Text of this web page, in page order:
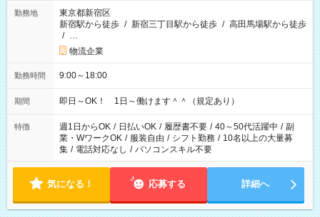
勤務地
東京都新宿区
新宿駅から徒歩 / 新宿三丁目駅から徒歩 / 高田馬場駅から徒歩
/ …
物流企業
勤務時間 9:00～18:00
期間 即日～OK！ 1日～働けます＾＾（規定あり）
特徴 週1日からOK / 日払いOK / 履歴書不要 / 40～50代活躍中 / 副
業・WワークOK / 服装自由 / シフト勤務 / 10名以上の大量募
集 / 電話対応なし / パソコンスキル不要
気になる！ 応募する 詳細へ